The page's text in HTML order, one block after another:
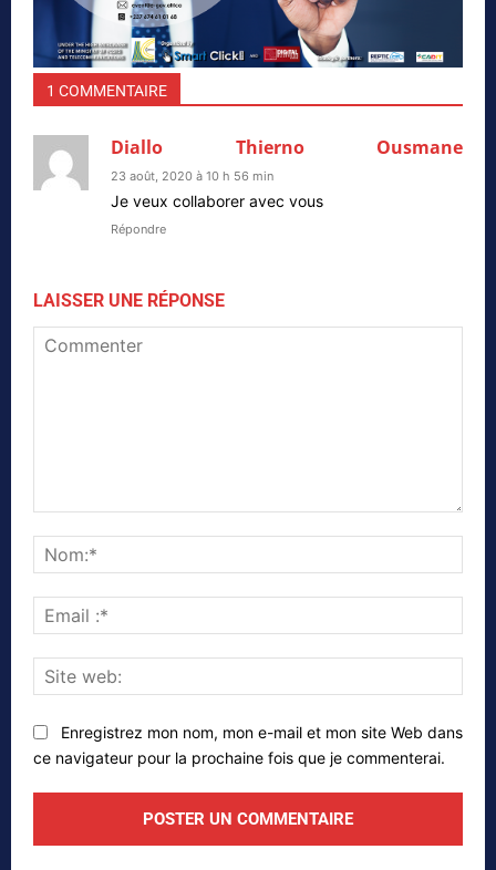
1 COMMENTAIRE
Diallo Thierno Ousmane
23 août, 2020 à 10 h 56 min
Je veux collaborer avec vous
Répondre
LAISSER UNE RÉPONSE
:*
web:
Enregistrez mon nom, mon e-mail et mon site Web dans
ce navigateur pour la prochaine fois que je commenterai.